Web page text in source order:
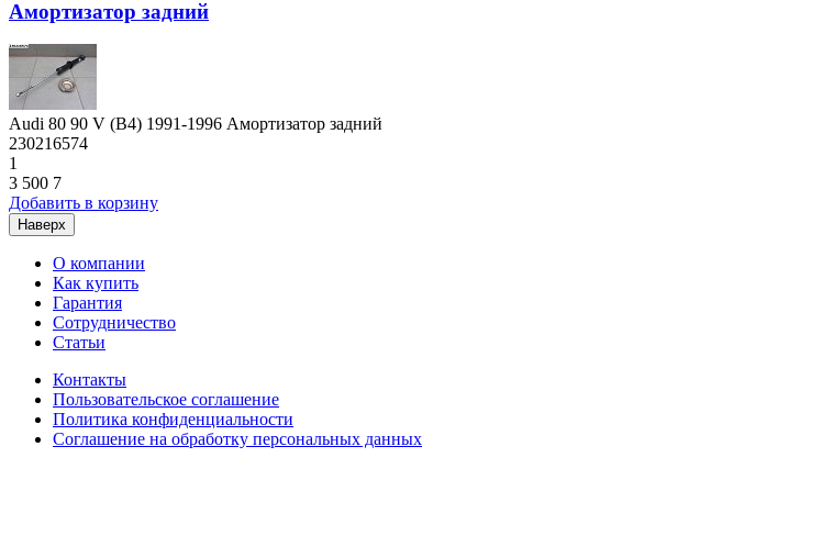
Амортизатор задний
Audi 80 90 V (B4) 1991-1996 Амортизатор задний
230216574
1
3 500 7
Добавить в корзину
Наверх
О компании
Как купить
Гарантия
Сотрудничество
Статьи
Контакты
Пользовательское соглашение
Политика конфиденциальности
Соглашение на обработку персональных данных